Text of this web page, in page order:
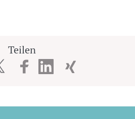
Teilen